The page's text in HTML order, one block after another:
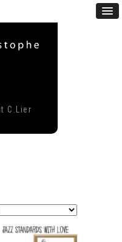
C.Lier